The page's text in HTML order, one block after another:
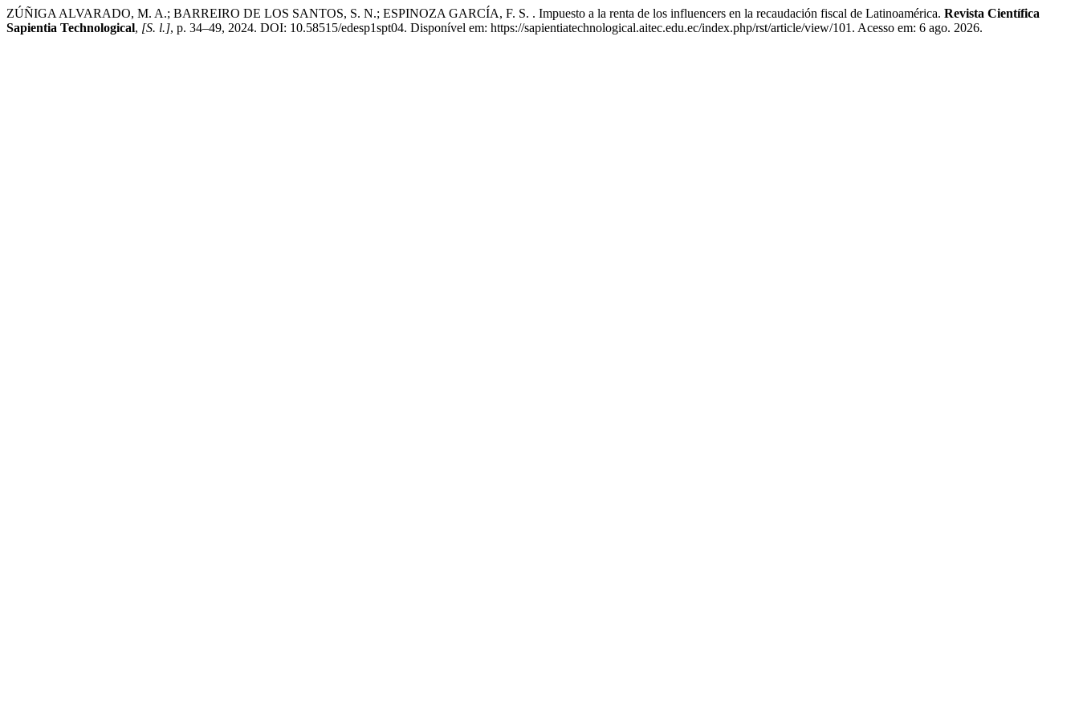
ZÚÑIGA ALVARADO, M. A.; BARREIRO DE LOS SANTOS, S. N.; ESPINOZA GARCÍA, F. S. . Impuesto a la renta de los influencers en la recaudación fiscal de Latinoamérica. Revista Científica
Sapientia Technological, [S. l.], p. 34–49, 2024. DOI: 10.58515/edesp1spt04. Disponível em: https://sapientiatechnological.aitec.edu.ec/index.php/rst/article/view/101. Acesso em: 6 ago. 2026.